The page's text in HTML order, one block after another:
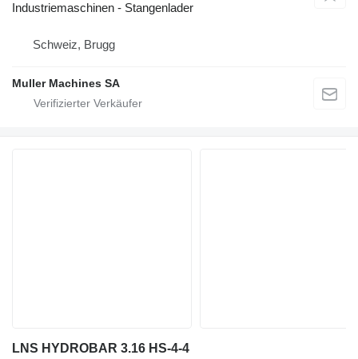
Industriemaschinen - Stangenlader
Schweiz, Brugg
Muller Machines SA
LNS HYDROBAR 3.16 HS-4-4